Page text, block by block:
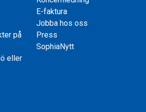
på
eller
E-faktura
Jobba hos oss
Press
SophiaNytt